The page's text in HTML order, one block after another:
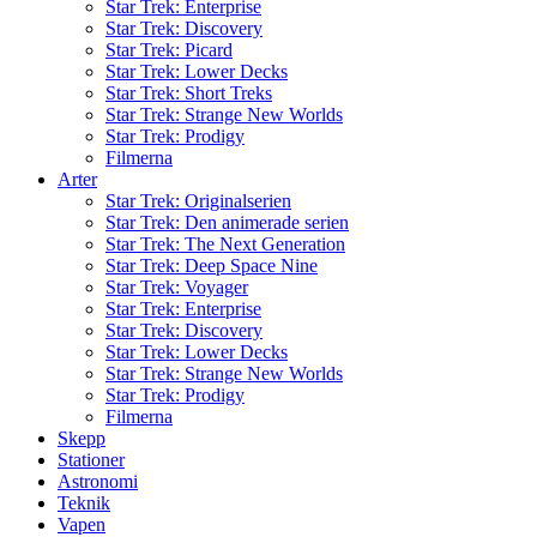
Star Trek: Enterprise
Star Trek: Discovery
Star Trek: Picard
Star Trek: Lower Decks
Star Trek: Short Treks
Star Trek: Strange New Worlds
Star Trek: Prodigy
Filmerna
Arter
Star Trek: Originalserien
Star Trek: Den animerade serien
Star Trek: The Next Generation
Star Trek: Deep Space Nine
Star Trek: Voyager
Star Trek: Enterprise
Star Trek: Discovery
Star Trek: Lower Decks
Star Trek: Strange New Worlds
Star Trek: Prodigy
Filmerna
Skepp
Stationer
Astronomi
Teknik
Vapen